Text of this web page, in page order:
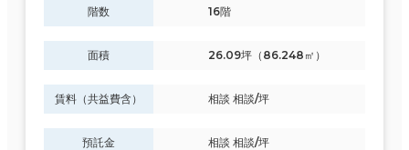
階数 16階
面積 26.09坪（86.248㎡）
賃料（共益費含） 相談 相談/坪
預託金 相談 相談/坪